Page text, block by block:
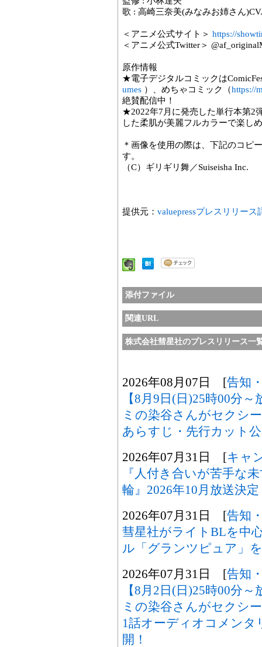
歌 : 高崎三奈美(みなみお姉さん
＜アニメ公式サイト＞ https://
＜アニメ公式Twitter＞
原作情報
★電子デジタルコミックは
umes ）、めちゃコミック（https://
絶賛配信中！
★2022年7月に発売した単行本第2
した柔肌が美麗フルカラーで楽し
＊画像を使用の際は、下記のコピ
す。
（C）ギリギリ舞／Suiseisha Inc.
提供元： valuepressプレスリリース
添付ファイル
関連URL
株式会社彗星社のプレスリリース一
2026年08月07日 [告知
【8月9日(日)25時00分
ミの染谷さんがセクシ
あらすじ・先行カット
2026年07月31日 [キャ
『人付き合いが苦手な
輪』2026年10月放送決定
2026年07月31日 [告知
彗星社がライトBLを中
ル「グランツピュア」
2026年07月31日 [告知
【8月2日(日)25時00分
ミの染谷さんがセクシ
1話オーディオコメン
開！